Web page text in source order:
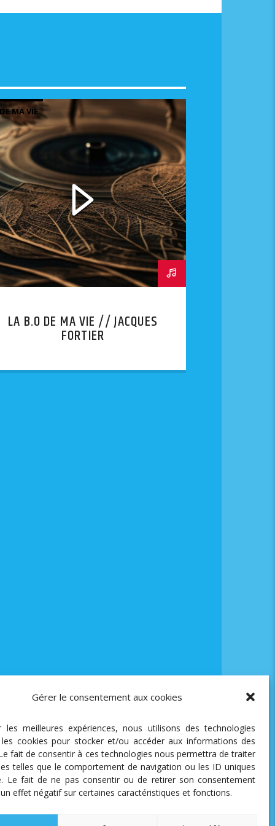
Gérer le consentement aux cookies
les meilleures expériences, nous utilisons des technologies
cookies pour stocker et/ou accéder aux informations des
fait de consentir à ces technologies nous permettra de traiter
telles que le comportement de navigation ou les ID uniques
Le fait de ne pas consentir ou de retirer son consentement
effet négatif sur certaines caractéristiques et fonctions.
MA VIE
LA B.O DE MA VIE // JACQUES
FORTIER